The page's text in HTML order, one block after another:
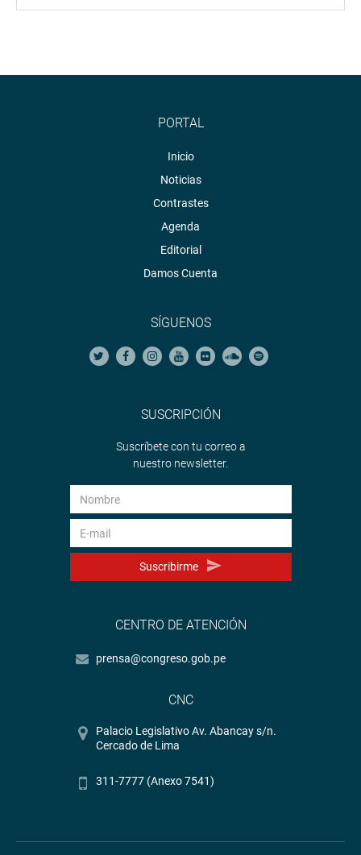
PORTAL
Inicio
Noticias
Contrastes
Agenda
Editorial
Damos Cuenta
SÍGUENOS
SUSCRIPCIÓN
Suscríbete con tu correo a
nuestro newsletter.
Suscribirme
CENTRO DE ATENCIÓN
prensa@congreso.gob.pe
CNC
Palacio Legislativo Av. Abancay s/n.
Cercado de Lima
311-7777 (Anexo 7541)